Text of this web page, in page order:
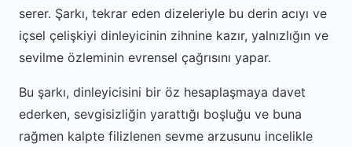
serer. Şarkı, tekrar eden dizeleriyle bu derin acıyı ve
içsel çelişkiyi dinleyicinin zihnine kazır, yalnızlığın ve
sevilme özleminin evrensel çağrısını yapar.
Bu şarkı, dinleyicisini bir öz hesaplaşmaya davet
ederken, sevgisizliğin yarattığı boşluğu ve buna
rağmen kalpte filizlenen sevme arzusunu incelikle